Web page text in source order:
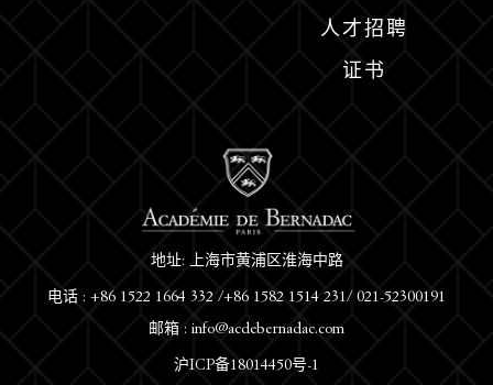
地址: 上海市黄浦区淮海中路
电话 : +86 1522 1664 332 /+86 1582 1514 231/ 021-52300191
邮箱 : info@acdebernadac.com
沪ICP备18014450号-1
人才招聘
证书